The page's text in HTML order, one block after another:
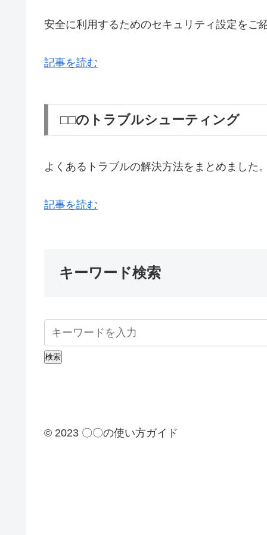
安全に利用するためのセキュリティ設定をご紹
記事を読む
□□のトラブルシューティング
よくあるトラブルの解決方法をまとめました。
記事を読む
キーワード検索
検索
© 2023 〇〇の使い方ガイド